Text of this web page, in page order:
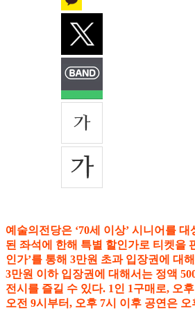
예술의전당은 ‘70세 이상’ 시니어를
된 좌석에 한해 특별 할인가로 티켓을
인가’를 통해 3만원 초과 입장권에 대
3만원 이하 입장권에 대해서는 정액
전시를 즐길 수 있다. 1인 1구매로, 오
오전 9시부터, 오후 7시 이후 공연은